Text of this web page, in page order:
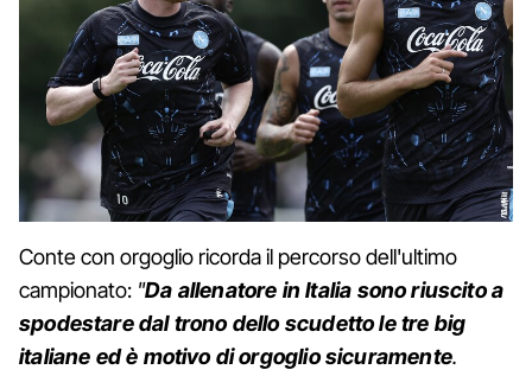
Conte con orgoglio ricorda il percorso dell'ultimo
campionato: "Da allenatore in Italia sono riuscito a
spodestare dal trono dello scudetto le tre big
italiane ed è motivo di orgoglio sicuramente.